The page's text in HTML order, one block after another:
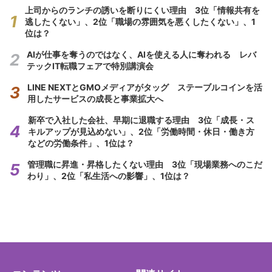
上司からのランチの誘いを断りにくい理由 3位「情報共有を
逃したくない」、2位「職場の雰囲気を悪くしたくない」、1
位は？
AIが仕事を奪うのではなく、AIを使える人に奪われる レバ
テックIT転職フェアで特別講演会
LINE NEXTとGMOメディアがタッグ ステーブルコインを活
用したサービスの成長と事業拡大へ
新卒で入社した会社、早期に退職する理由 3位「成長・ス
キルアップが見込めない」、2位「労働時間・休日・働き方
などの労働条件」、1位は？
管理職に昇進・昇格したくない理由 3位「現場業務へのこだ
わり」、2位「私生活への影響」、1位は？